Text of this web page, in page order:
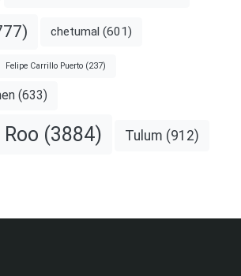
chetumal (601)
Felipe Carrillo Puerto (237)
(633)
(3884) Tulum (912)